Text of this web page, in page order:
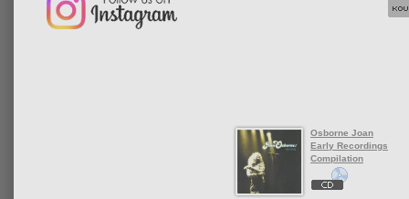
Osborne Joan
Early Recordings
Compilation